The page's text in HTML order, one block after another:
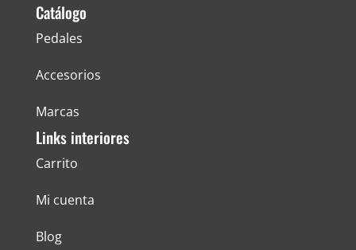
Catálogo
Pedales
Accesorios
Marcas
Links interiores
Carrito
Mi cuenta
Blog